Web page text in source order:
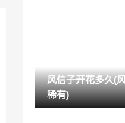
被删除的聊天记录
记录删除了还能恢复
2023-03-14
风信子开花多久(
稀有)